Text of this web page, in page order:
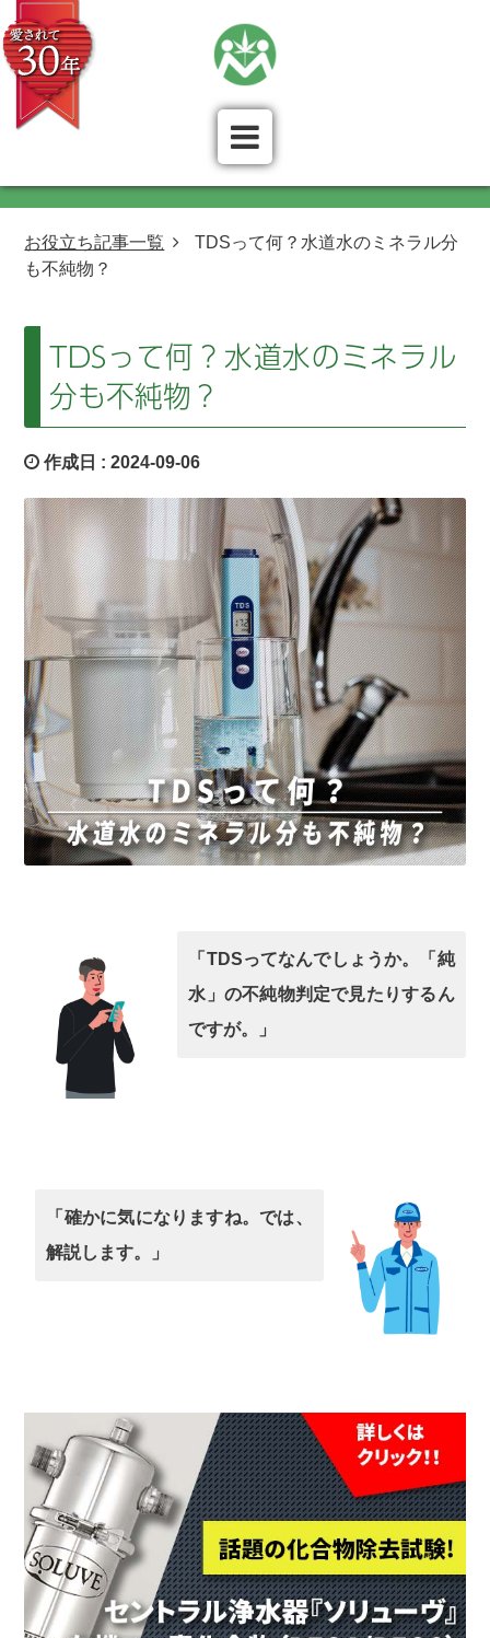
お役立ち記事一覧
TDSって何？水道水のミネラル分
も不純物？
TDSって何？水道水のミネラル
分も不純物？
作成日 :2024-09-06
「TDSってなんでしょうか。「純
水」の不純物判定で見たりするん
ですが。」
「確かに気になりますね。では、
解説します。」